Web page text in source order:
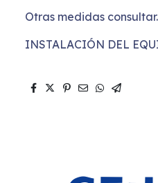
Otras medidas consultar.
INSTALACIÓN DEL